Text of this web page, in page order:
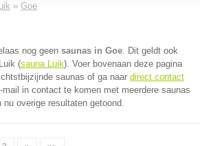
» Goe
nog geen saunas in Goe. Dit geldt ook
(sauna Luik). Voer bovenaan deze pagina
saunas of ga naar direct contact
mail in contact te komen met meerdere saunas
nu overige resultaten getoond.